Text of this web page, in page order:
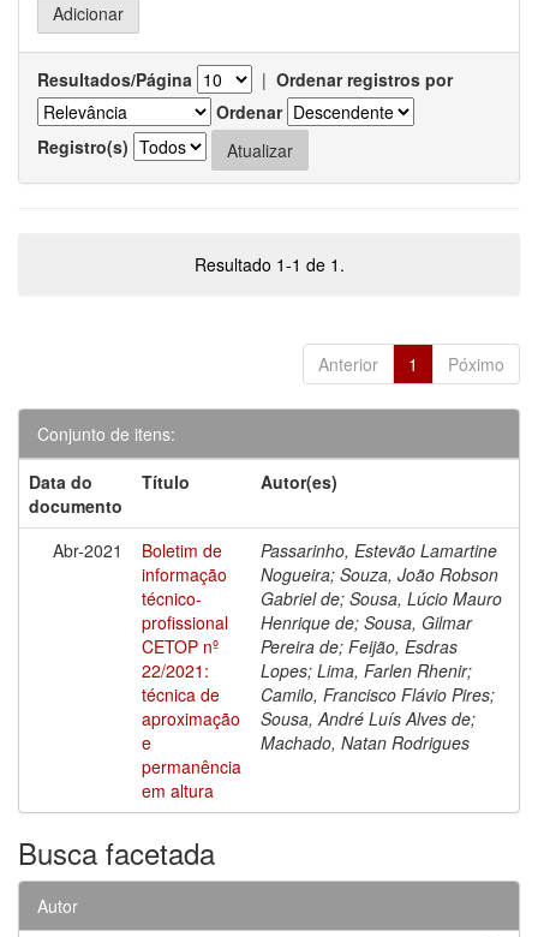
Resultados/Página | Ordenar registros por
Ordenar
Registro(s)
Resultado 1-1 de 1.
Anterior 1 Póximo
Conjunto de itens:
Data do
documento
Título Autor(es)
Abr-2021
Boletim de
informação
técnico-
profissional
CETOP nº
22/2021:
técnica de
aproximação
e
permanência
em altura
Passarinho, Estevão Lamartine
Nogueira; Souza, João Robson
Gabriel de; Sousa, Lúcio Mauro
Henrique de; Sousa, Gilmar
Pereira de; Feijão, Esdras
Lopes; Lima, Farlen Rhenir;
Camilo, Francisco Flávio Pires;
Sousa, André Luís Alves de;
Machado, Natan Rodrigues
Busca facetada
Autor